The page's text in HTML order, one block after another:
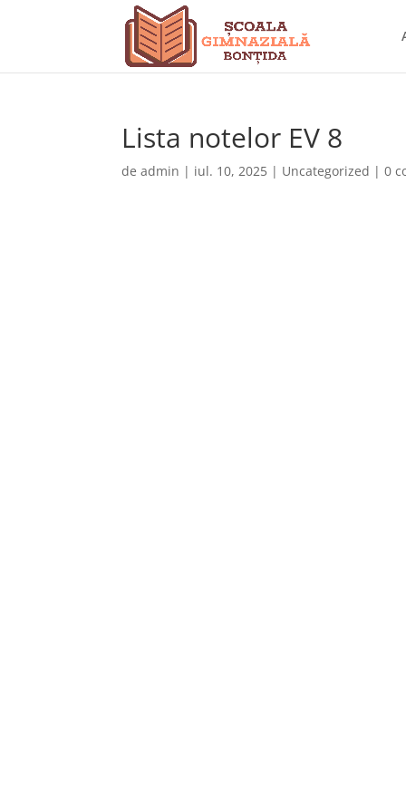
Lista notelor EV 8
deadmin | iul. 10, 2025 | Uncategorized |0